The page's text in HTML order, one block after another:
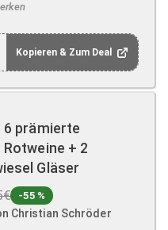
Kopieren & Zum Deal
6 prämierte
Rotweine + 2
Gläser
-55 %
Christian Schröder